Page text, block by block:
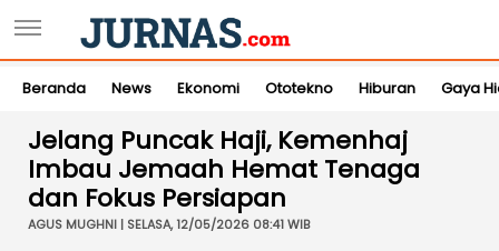
Beranda News Ekonomi Ototekno Hiburan Gaya
Jelang Puncak Haji, Kemenhaj
Imbau Jemaah Hemat Tenaga
dan Fokus Persiapan
AGUS MUGHNI | SELASA, 12/05/2026 08:41 WIB